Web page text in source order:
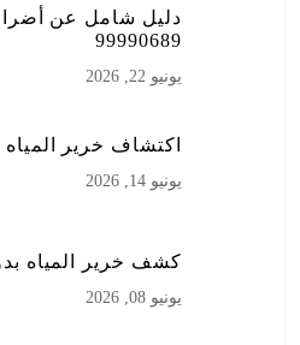
دليل شامل عن
99990689
يونيو 22, 2026
اكتشاف خرير المياه في
يونيو 14, 2026
كشف خرير المياه بدون
يونيو 08, 2026